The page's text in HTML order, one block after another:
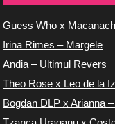
Guess Who x
Irina Rimes – Margele
Andia – Ultimul Revers
Theo Rose x Leo de la
Bogdan DLP x Arianna